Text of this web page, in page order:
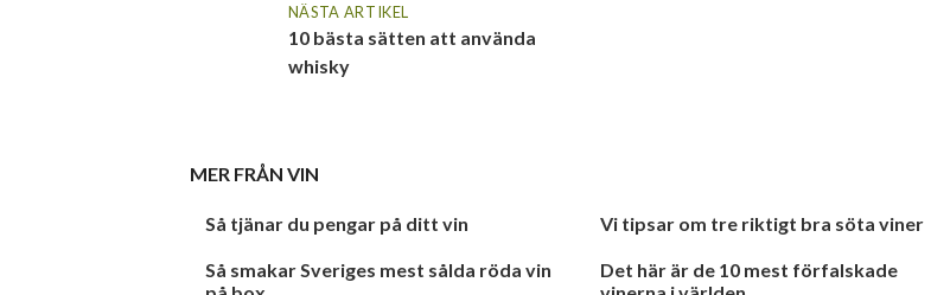
NÄSTA ARTIKEL
10 bästa sätten att använda
whisky
MER FRÅN VIN
Så tjänar du pengar på ditt vin Vi tipsar om tre riktigt bra söta viner
Så smakar Sveriges mest sålda röda vin
Det här är de 10 mest förfalskade